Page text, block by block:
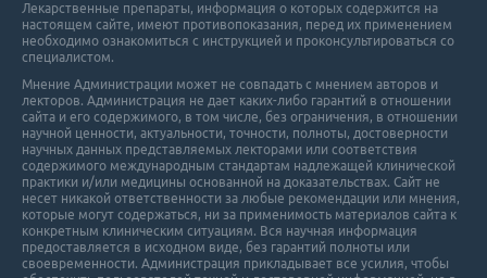
Лекарственные препараты, информация о которых содержится на
настоящем сайте, имеют противопоказания, перед их применением
необходимо ознакомиться с инструкцией и проконсультироваться со
специалистом.
Мнение Администрации может не совпадать с мнением авторов и
лекторов. Администрация не дает каких-либо гарантий в отношении
cайта и его cодержимого, в том числе, без ограничения, в отношении
научной ценности, актуальности, точности, полноты, достоверности
научных данных представляемых лекторами или соответствия
содержимого международным стандартам надлежащей клинической
практики и/или медицины основанной на доказательствах. Сайт не
несет никакой ответственности за любые рекомендации или мнения,
которые могут содержаться, ни за применимость материалов сайта к
конкретным клиническим ситуациям. Вся научная информация
предоставляется в исходном виде, без гарантий полноты или
своевременности. Администрация прикладывает все усилия, чтобы